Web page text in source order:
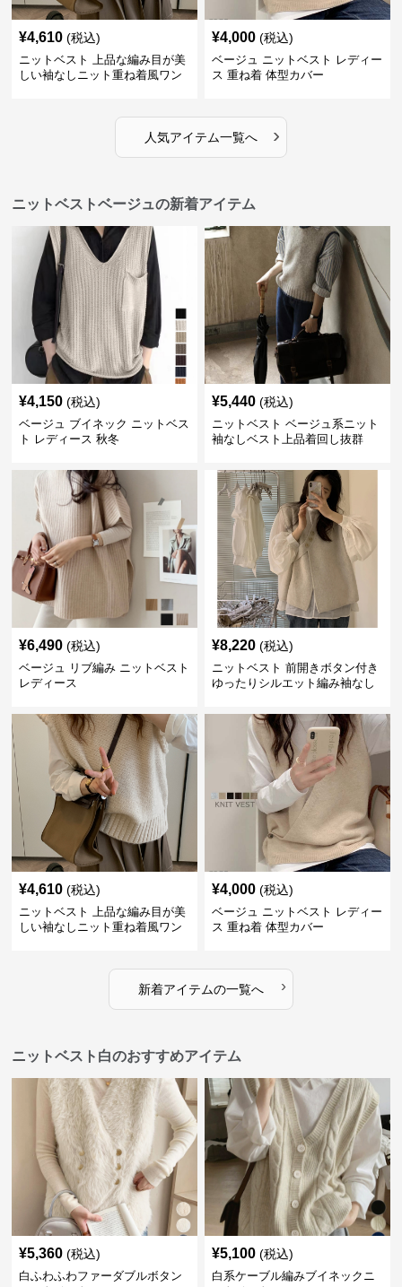
¥4,610 (税込)
ニットベスト 上品な編み目が美
しい袖なしニット重ね着風ワン
¥4,000 (税込)
ベージュ ニットベスト レディー
ス 重ね着 体型カバー
人気アイテム一覧へ ›
ニットベストベージュの新着アイテム
¥4,150 (税込)
ベージュ ブイネック ニットベス
ト レディース 秋冬
¥5,440 (税込)
ニットベスト ベージュ系ニット
袖なしベスト上品着回し抜群
¥6,490 (税込)
ベージュ リブ編み ニットベスト
レディース
¥8,220 (税込)
ニットベスト 前開きボタン付き
ゆったりシルエット編み袖なし
¥4,610 (税込)
ニットベスト 上品な編み目が美
しい袖なしニット重ね着風ワン
¥4,000 (税込)
ベージュ ニットベスト レディー
ス 重ね着 体型カバー
新着アイテムの一覧へ ›
ニットベスト白のおすすめアイテム
¥5,360 (税込)
白ふわふわファーダブルボタン
¥5,100 (税込)
白系ケーブル編みブイネックニ